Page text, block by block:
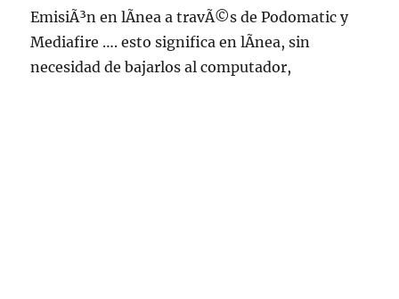
EmisiÃ³n en lÃ­nea a travÃ©s de Podomatic y
Mediafire …. esto significa en lÃ­nea, sin
necesidad de bajarlos al computador,